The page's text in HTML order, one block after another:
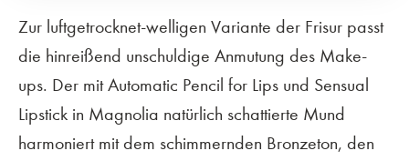
Zur luftgetrocknet-welligen Variante der Frisur passt
die hinreißend unschuldige Anmutung des Make-
ups. Der mit Automatic Pencil for Lips und Sensual
Lipstick in Magnolia natürlich schattierte Mund
harmoniert mit dem schimmernden Bronzeton, den